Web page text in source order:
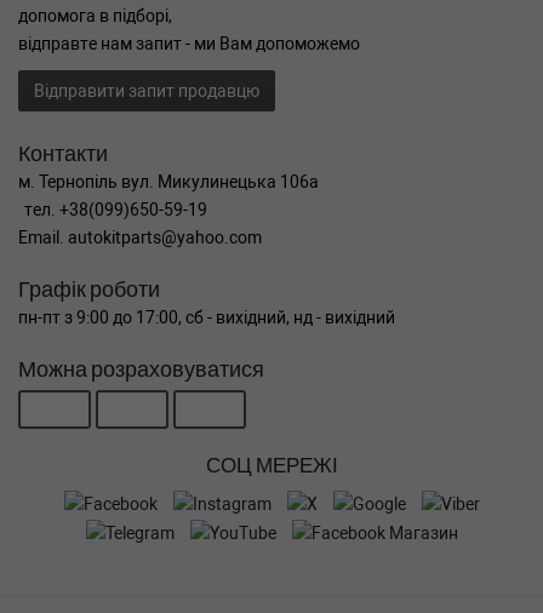
допомога в підборі,
відправте нам запит - ми Вам допоможемо
Відправити запит продавцю
Контакти
м. Тернопіль вул. Микулинецька 106а
тел. +38(099)650-59-19
Email. autokitparts@yahoo.com
Графік роботи
пн-пт з 9:00 до 17:00, сб - вихідний, нд - вихідний
Можна розраховуватися
СОЦ МЕРЕЖІ